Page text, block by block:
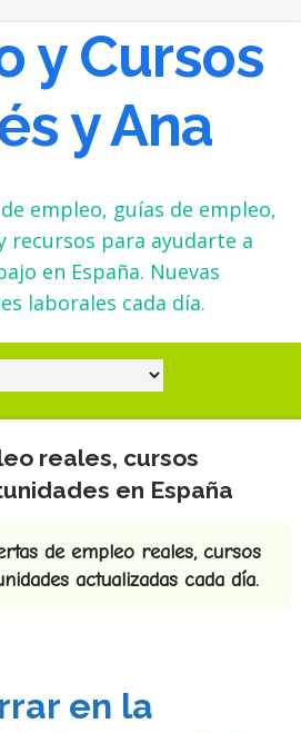
y Cursos
y Ana
empleo, guías de empleo,
recursos para ayudarte a
en España. Nuevas
laborales cada día.
reales, cursos
en España
de empleo reales, cursos
actualizadas cada día.
en la